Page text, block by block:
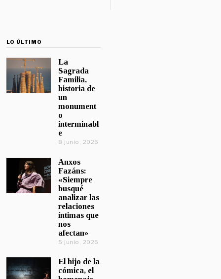
LO ÚLTIMO
La
Sagrada
Familia,
historia de
un
monument
o
interminabl
e
8 junio, 2026
Anxos
Fazáns:
«Siempre
busqué
analizar las
relaciones
íntimas que
nos
afectan»
5 junio, 2026
El hijo de la
cómica, el